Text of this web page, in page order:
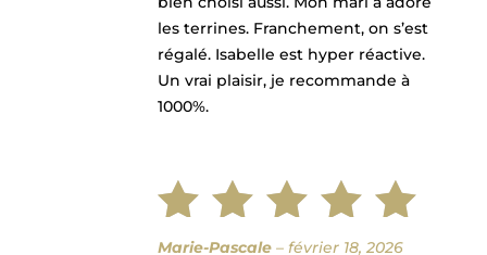
les terrines. Franchement, on s’est
régalé. Isabelle est hyper réactive.
Un vrai plaisir, je recommande à
1000%.
Marie-Pascale – février 18, 2026